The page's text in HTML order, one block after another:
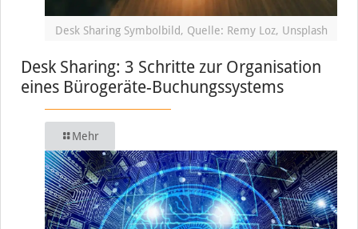
Desk Sharing Symbolbild, Quelle: Remy Loz, Unsplash
Desk Sharing: 3 Schritte zur Organisation
eines Bürogeräte-Buchungssystems
Mehr